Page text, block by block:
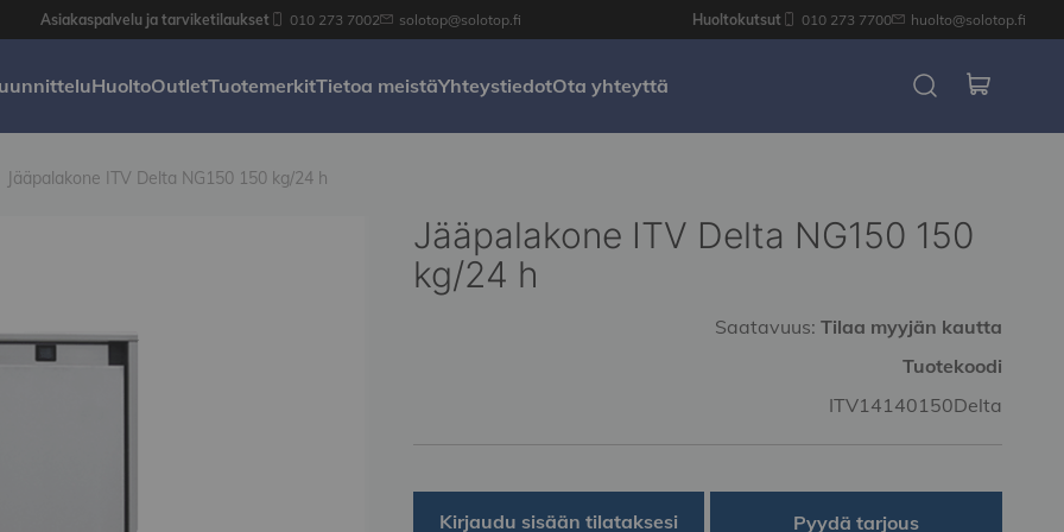
Asiakaspalvelu ja tarviketilaukset 010 273 7002 solotop@solotop.fi Huoltokutsut 010 273 7700 huolto@solotop.fi
HuoltoOutletTuotemerkitTietoa meistäYhteystiedotOta yhteyttä
Jääpalakone ITV Delta NG150 150 kg/24 h
Jääpalakone ITV Delta NG150 150
kg/24 h
Saatavuus: Tilaa myyjän kautta
Tuotekoodi
ITV14140150Delta
Kirjaudu sisään tilataksesi Pyydä tarjous